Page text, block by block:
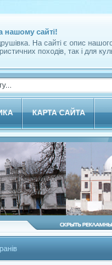
нашому сайті!
На сайті є опис
походів, так і для
КАРТА САЙТА